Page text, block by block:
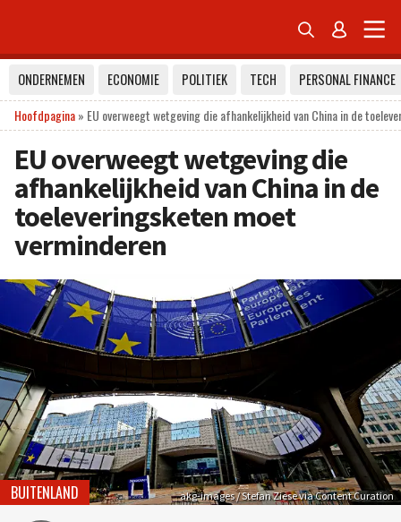
 
ONDERNEMEN ECONOMIE POLITIEK TECH
PERSONAL FINANCE
Hoofdpagina» EU overweegt wetgeving die afhankelijkheid van China in de
EU overweegt wetgeving die
afhankelijkheid van China in de
toeleveringsketen moet
verminderen
akg-images / Stefan Ziese via Content Curation
BUITENLAND